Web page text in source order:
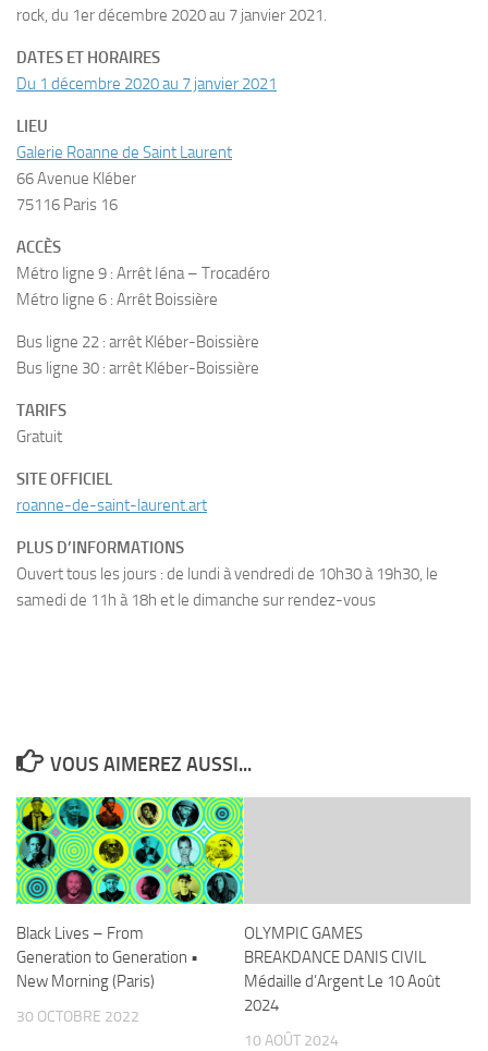
rock, du 1er décembre 2020 au 7 janvier 2021.
DATES ET HORAIRES
Du 1 décembre 2020 au 7 janvier 2021
LIEU
Galerie Roanne de Saint Laurent
66 Avenue Kléber
75116 Paris 16
ACCÈS
Métro ligne 9 : Arrêt Iéna – Trocadéro
Métro ligne 6 : Arrêt Boissière
Bus ligne 22 : arrêt Kléber-Boissière
Bus ligne 30 : arrêt Kléber-Boissière
TARIFS
Gratuit
SITE OFFICIEL
roanne-de-saint-laurent.art
PLUS D’INFORMATIONS
Ouvert tous les jours : de lundi à vendredi de 10h30 à 19h30, le
samedi de 11h à 18h et le dimanche sur rendez-vous
VOUS AIMEREZ AUSSI...
Black Lives – From
Generation to Generation •
New Morning (Paris)
30 OCTOBRE 2022
OLYMPIC GAMES
BREAKDANCE DANIS CIVIL
Médaille d’Argent Le 10 Août
2024
10 AOÛT 2024